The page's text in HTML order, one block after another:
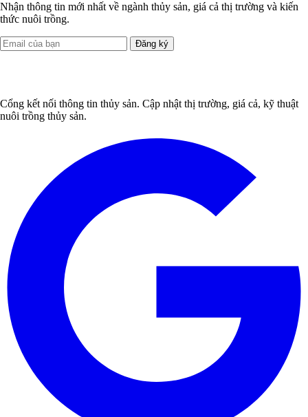
Nhận thông tin mới nhất về ngành thủy sản, giá cả thị trường và kiến
thức nuôi trồng.
Đăng ký
Cổng kết nối thông tin thủy sản. Cập nhật thị trường, giá cả, kỹ thuật
nuôi trồng thủy sản.